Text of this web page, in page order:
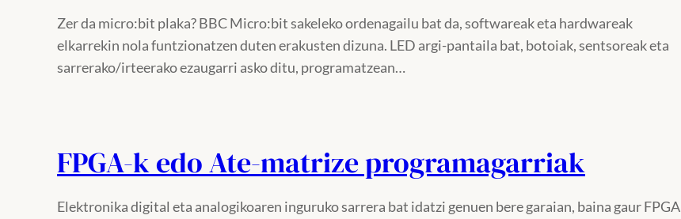
Zer da micro:bit plaka? BBC Micro:bit sakeleko ordenagailu bat da, softwareak eta hardwareak
elkarrekin nola funtzionatzen duten erakusten dizuna. LED argi-pantaila bat, botoiak, sentsoreak eta
sarrerako/irteerako ezaugarri asko ditu, programatzean…
FPGA-k edo Ate-matrize programagarriak
Elektronika digital eta analogikoaren inguruko sarrera bat idatzi genuen bere garaian, baina gaur FPGA